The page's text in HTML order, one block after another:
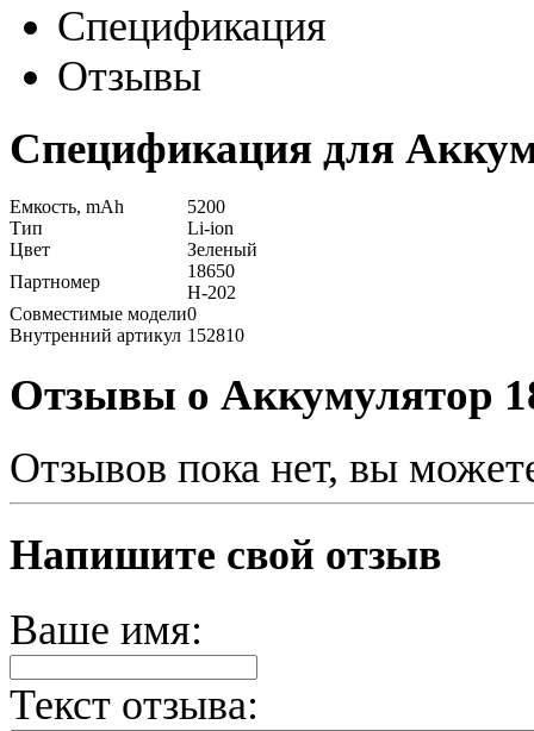
Спецификация
Отзывы
Спецификация для
Емкость, mAh
5200
Тип
Li-ion
Цвет
Зеленый
Партномер
18650
H-202
Совместимые модели0
Внутренний артикул 152810
Отзывы о Аккумулятор
Отзывов пока нет, вы
Напишите свой отзыв
Ваше имя:
Текст отзыва: